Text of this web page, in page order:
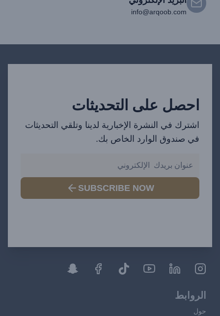
info@arqoob.com
احصل على التحديثات
اشترك في النشرة الإخبارية لدينا وتلقي التحديثات
في صندوق الوارد الخاص بك.
SUBSCRIBE NOW
الروابط
حول